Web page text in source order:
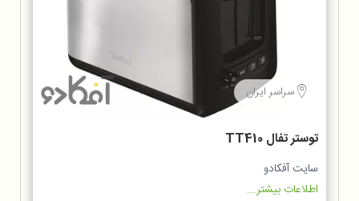
سراسر ایران
توستر تفال TT410
سایت آفکادو
اطلاعات بیشتر...